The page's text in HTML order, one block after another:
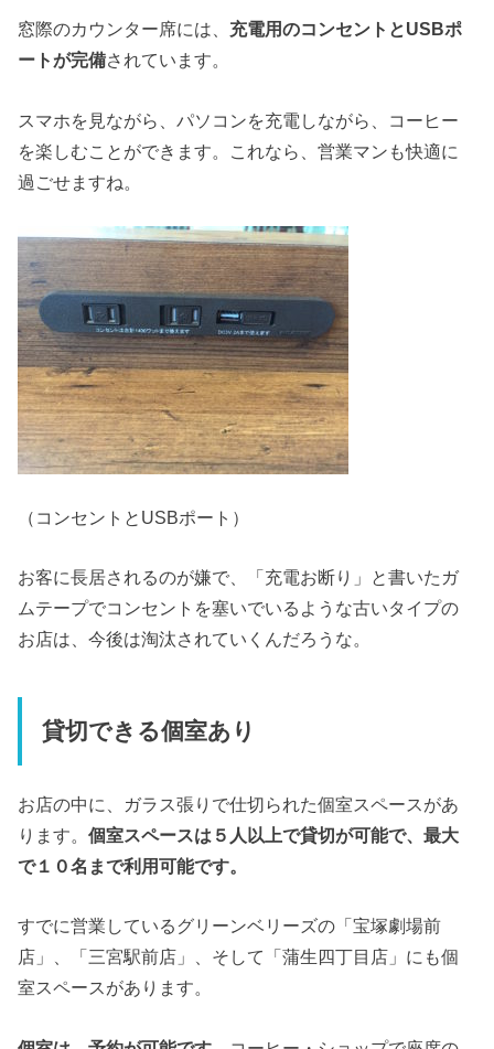
窓際のカウンター席には、 充電用のコンセントとUSBポ
ートが完備されています。
スマホを見ながら、パソコンを充電しながら、コーヒー
を楽しむことができます。これなら、営業マンも快適に
過ごせますね。
（コンセントとUSBポート）
お客に長居されるのが嫌で、「充電お断り」と書いたガ
ムテープでコンセントを塞いでいるような古いタイプの
お店は、今後は淘汰されていくんだろうな。
貸切できる個室あり
お店の中に、ガラス張りで仕切られた個室スペースがあ
ります。個室スペースは５人以上で貸切が可能で、最大
で１０名まで利用可能です。
すでに営業しているグリーンベリーズの「宝塚劇場前
店」、「三宮駅前店」、そして「蒲生四丁目店」にも個
室スペースがあります。